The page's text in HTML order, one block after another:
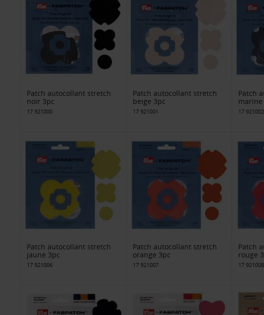
Patch autocollant stretch
noir 3pc
17 921000
Patch autocollant stretch
beige 3pc
17 921001
Patch
marine
17 921002
Patch autocollant stretch
jaune 3pc
17 921006
Patch autocollant stretch
orange 3pc
17 921007
Patch
rouge
17 921008